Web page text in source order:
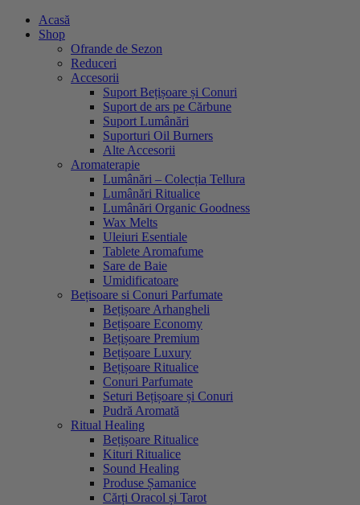
Acasă
Shop
Ofrande de Sezon
Reduceri
Accesorii
Suport Bețișoare și Conuri
Suport de ars pe Cărbune
Suport Lumânări
Suporturi Oil Burners
Alte Accesorii
Aromaterapie
Lumânări – Colecția Tellura
Lumânări Ritualice
Lumânări Organic Goodness
Wax Melts
Uleiuri Esentiale
Tablete Aromafume
Sare de Baie
Umidificatoare
Bețisoare si Conuri Parfumate
Bețișoare Arhangheli
Bețișoare Economy
Bețișoare Premium
Bețișoare Luxury
Bețișoare Ritualice
Conuri Parfumate
Seturi Bețișoare și Conuri
Pudră Aromată
Ritual Healing
Bețișoare Ritualice
Kituri Ritualice
Sound Healing
Produse Șamanice
Cărți Oracol și Tarot